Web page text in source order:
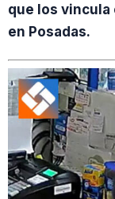
que los
en Posadas.